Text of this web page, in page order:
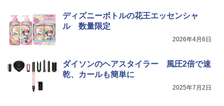
ディズニーボトルの花王エッセンシャ
ル 数量限定
2026年4月6日
ダイソンのヘアスタイラー 風圧2倍で速
乾、カールも簡単に
2025年7月2日